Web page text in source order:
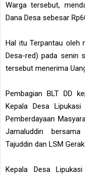
Warga tersebut,
Dana Desa sebesar
Hal itu Terpantau oleh
Desa-red) pada senin
tersebut menerima
Pembagian BLT DD
Kepala Desa
Pemberdayaan
Jamaluddin bersama
Tajuddin dan LSM
Kepala Desa